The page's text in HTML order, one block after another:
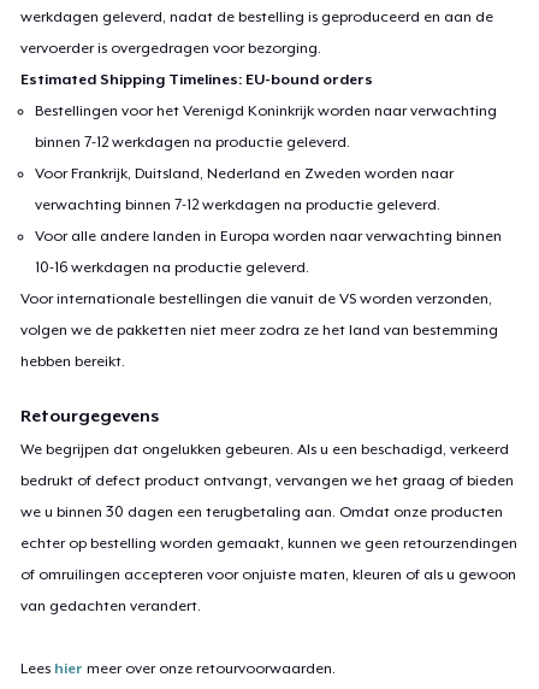
werkdagen geleverd, nadat de bestelling is geproduceerd en aan de
vervoerder is overgedragen voor bezorging.
Estimated Shipping Timelines: EU-bound orders
Bestellingen voor het Verenigd Koninkrijk worden naar verwachting
binnen 7-12 werkdagen na productie geleverd.
Voor Frankrijk, Duitsland, Nederland en Zweden worden naar
verwachting binnen 7-12 werkdagen na productie geleverd.
Voor alle andere landen in Europa worden naar verwachting binnen
10-16 werkdagen na productie geleverd.
Voor internationale bestellingen die vanuit de VS worden verzonden,
volgen we de pakketten niet meer zodra ze het land van bestemming
hebben bereikt.
Retourgegevens
We begrijpen dat ongelukken gebeuren. Als u een beschadigd, verkeerd
bedrukt of defect product ontvangt, vervangen we het graag of bieden
we u binnen 30 dagen een terugbetaling aan. Omdat onze producten
echter op bestelling worden gemaakt, kunnen we geen retourzendingen
of omruilingen accepteren voor onjuiste maten, kleuren of als u gewoon
van gedachten verandert.
Lees hier meer over onze retourvoorwaarden.